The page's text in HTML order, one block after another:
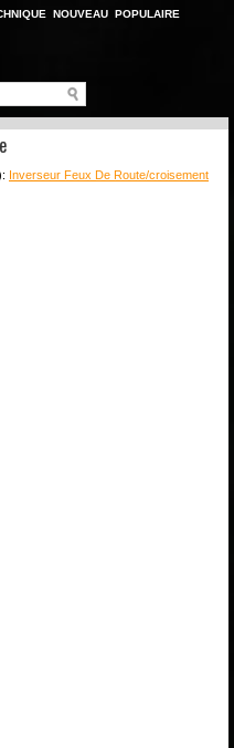
NOUVEAU POPULAIRE
Inverseur Feux De Route/croisement